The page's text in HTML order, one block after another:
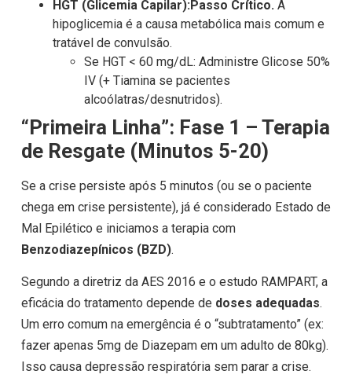
HGT (Glicemia Capilar):Passo Crítico. A
hipoglicemia é a causa metabólica mais comum e
tratável de convulsão.
Se HGT < 60 mg/dL: Administre Glicose 50%
IV (+ Tiamina se pacientes
alcoólatras/desnutridos).
“Primeira Linha”: Fase 1 – Terapia
de Resgate (Minutos 5-20)
Se a crise persiste após 5 minutos (ou se o paciente
chega em crise persistente), já é considerado Estado de
Mal Epilético e iniciamos a terapia com
Benzodiazepínicos (BZD).
Segundo a diretriz da AES 2016 e o estudo RAMPART, a
eficácia do tratamento depende de doses adequadas.
Um erro comum na emergência é o “subtratamento” (ex:
fazer apenas 5mg de Diazepam em um adulto de 80kg).
Isso causa depressão respiratória sem parar a crise.